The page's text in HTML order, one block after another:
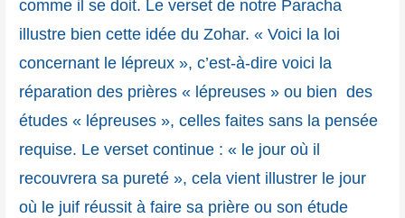
comme il se doit. Le verset de notre Paracha
illustre bien cette idée du Zohar. « Voici la loi
concernant le lépreux », c’est-à-dire voici la
réparation des prières « lépreuses » ou bien des
études « lépreuses », celles faites sans la pensée
requise. Le verset continue : « le jour où il
recouvrera sa pureté », cela vient illustrer le jour
où le juif réussit à faire sa prière ou son étude